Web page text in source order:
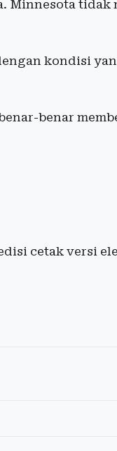
Minnesota tidak
kondisi
benar
cetak versi